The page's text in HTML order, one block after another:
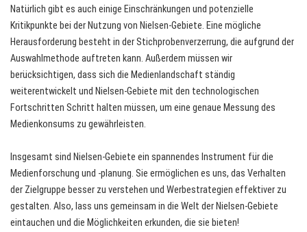
Natürlich gibt es auch einige Einschränkungen und potenzielle
Kritikpunkte bei der Nutzung von Nielsen-Gebiete. Eine mögliche
Herausforderung besteht in der Stichprobenverzerrung, die aufgrund der
Auswahlmethode auftreten kann. Außerdem müssen wir
berücksichtigen, dass sich die Medienlandschaft ständig
weiterentwickelt und Nielsen-Gebiete mit den technologischen
Fortschritten Schritt halten müssen, um eine genaue Messung des
Medienkonsums zu gewährleisten.
Insgesamt sind Nielsen-Gebiete ein spannendes Instrument für die
Medienforschung und -planung. Sie ermöglichen es uns, das Verhalten
der Zielgruppe besser zu verstehen und Werbestrategien effektiver zu
gestalten. Also, lass uns gemeinsam in die Welt der Nielsen-Gebiete
eintauchen und die Möglichkeiten erkunden, die sie bieten!